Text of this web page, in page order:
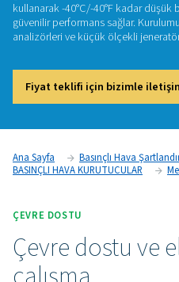
MEMBRAN KURUTUCULAR
M POU
M POU 2-16 serisi, küçük
güçsüz bir kurutma çözümü
güvenilir performans sağlar.
analizörleri ve küçük ölçekli
Fiyat teklifi için bizimle